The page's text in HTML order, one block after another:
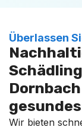
Überlassen
Wir bieten